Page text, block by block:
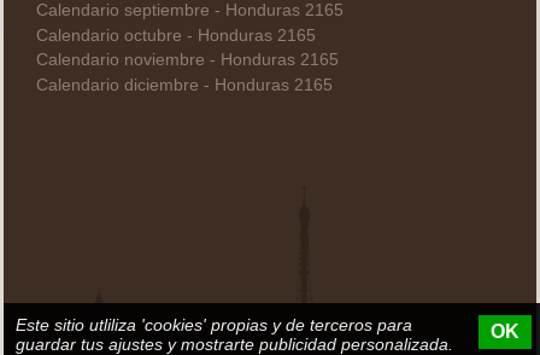
Calendario septiembre - Honduras 2165
Calendario octubre - Honduras 2165
Calendario noviembre - Honduras 2165
Calendario diciembre - Honduras 2165
Este sitio utliliza 'cookies' propias y de terceros para
guardar tus ajustes y mostrarte publicidad personalizada.
OK